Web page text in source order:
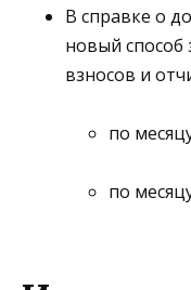
В справке о
новый способ
взносов и
по
по